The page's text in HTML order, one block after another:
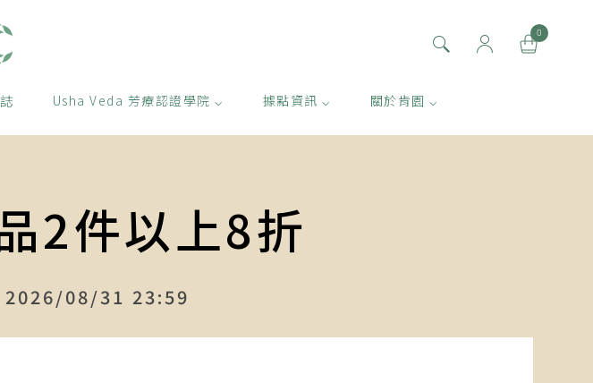
肯園 Canjune 0
Usha Veda 芳療認證學院 ⌵ 據點資訊 ⌵ 關於肯園 ⌵
2件以上8折
08/31 23:59